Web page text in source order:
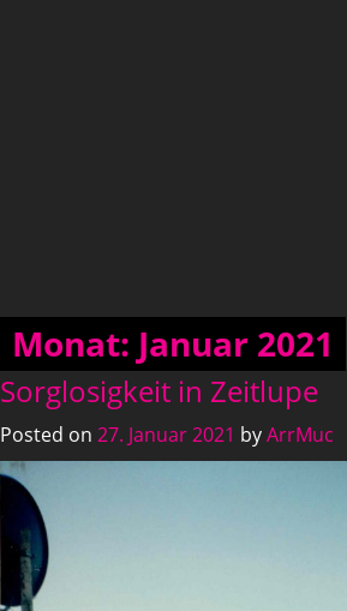
Monat: Januar 2021
Sorglosigkeit in Zeitlupe
Posted on 27. Januar 2021 byArrMuc